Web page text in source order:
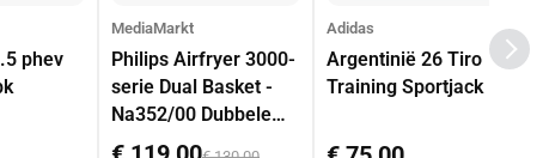
phev
MediaMarkt
Philips Airfryer 3000-
serie Dual Basket -
Na352/00 Dubbele
Mand 9 L Tot 6
Adidas
Argentinië 26 Tiro
Training Sportjack